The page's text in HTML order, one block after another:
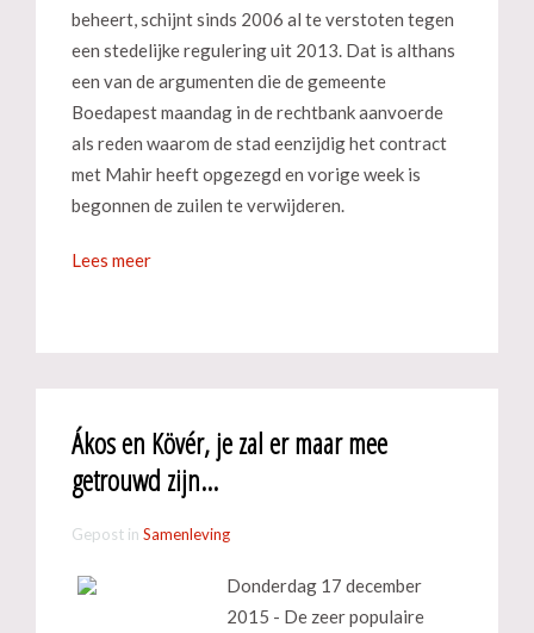
beheert, schijnt sinds 2006 al te verstoten tegen
een stedelijke regulering uit 2013. Dat is althans
een van de argumenten die de gemeente
Boedapest maandag in de rechtbank aanvoerde
als reden waarom de stad eenzijdig het contract
met Mahir heeft opgezegd en vorige week is
begonnen de zuilen te verwijderen.
Lees meer
Ákos en Kövér, je zal er maar mee
getrouwd zijn...
Gepost in Samenleving
Donderdag 17 december
2015 - De zeer populaire